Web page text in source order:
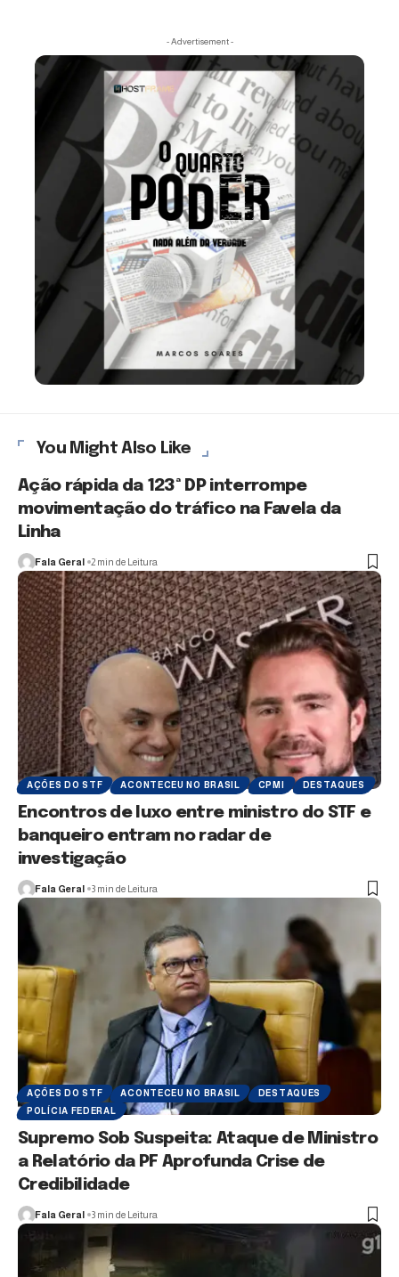
- Advertisement -
You Might Also Like
Ação rápida da 123ª DP interrompe
movimentação do tráfico na Favela da
Linha
Fala Geral 2 min de Leitura
AÇÕES DO STF ACONTECEU NO BRASIL CPMI DESTAQUES
Encontros de luxo entre ministro do STF e
banqueiro entram no radar de
investigação
Fala Geral 3 min de Leitura
AÇÕES DO STF ACONTECEU NO BRASIL
DESTAQUES
POLÍCIA FEDERAL
Supremo Sob Suspeita: Ataque de Ministro
a Relatório da PF Aprofunda Crise de
Credibilidade
Fala Geral 3 min de Leitura